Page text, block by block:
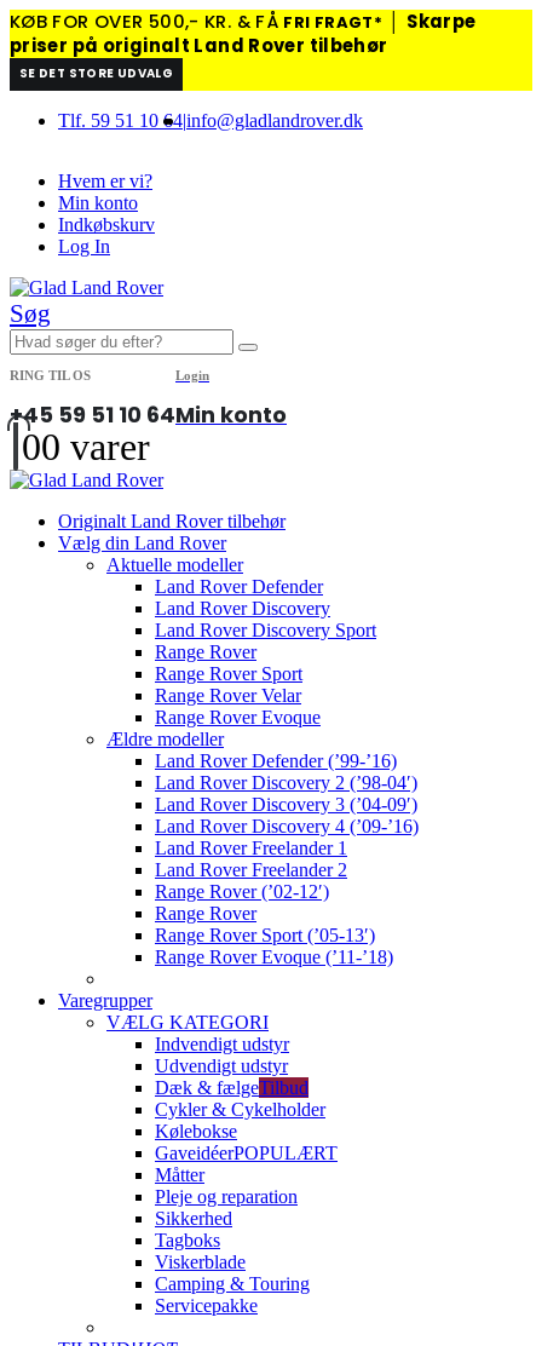
KØB FOR OVER 500,- KR. & FÅ FRI FRAGT*
Skarpe
priser på originalt Land Rover tilbehør
SE DET STORE UDVALG
Tlf. 59 51 10 64|info@gladlandrover.dk
Hvem er vi?
Min konto
Indkøbskurv
Log In
Søg
RING TIL OS
+45 59 51 10 64
Login
Min konto
00 varer
Originalt Land Rover tilbehør
Vælg din Land Rover
Aktuelle modeller
Land Rover Defender
Land Rover Discovery
Land Rover Discovery Sport
Range Rover
Range Rover Sport
Range Rover Velar
Range Rover Evoque
Ældre modeller
Land Rover Defender (’99-’16)
Land Rover Discovery 2 (’98-04′)
Land Rover Discovery 3 (’04-09′)
Land Rover Discovery 4 (’09-’16)
Land Rover Freelander 1
Land Rover Freelander 2
Range Rover (’02-12′)
Range Rover
Range Rover Sport (’05-13′)
Range Rover Evoque (’11-’18)
Varegrupper
VÆLG KATEGORI
Indvendigt udstyr
Udvendigt udstyr
Dæk & fælgeTilbud
Cykler & Cykelholder
Kølebokse
GaveidéerPOPULÆRT
Måtter
Pleje og reparation
Sikkerhed
Tagboks
Viskerblade
Camping & Touring
Servicepakke